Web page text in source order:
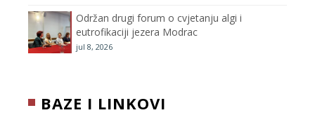
Održan drugi forum o cvjetanju algi i
eutrofikaciji jezera Modrac
jul 8, 2026
BAZE I LINKOVI